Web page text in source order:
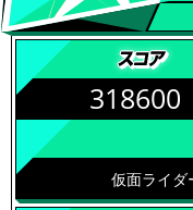
318600
仮面ライ